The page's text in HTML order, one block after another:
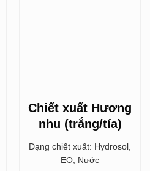
Chiết xuất Hương
nhu (trắng/tía)
Dạng chiết xuất: Hydrosol,
EO, Nước